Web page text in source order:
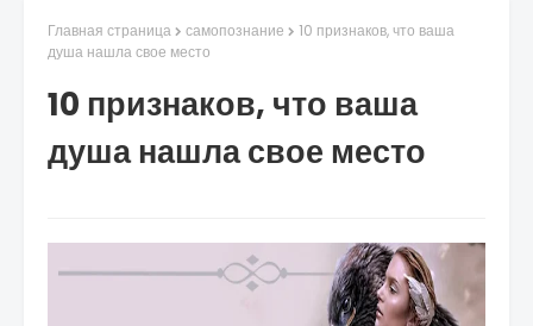
Главная страница самопознание
10 признаков, что ваша
душа нашла свое место
10 признаков, что ваша
душа нашла свое место